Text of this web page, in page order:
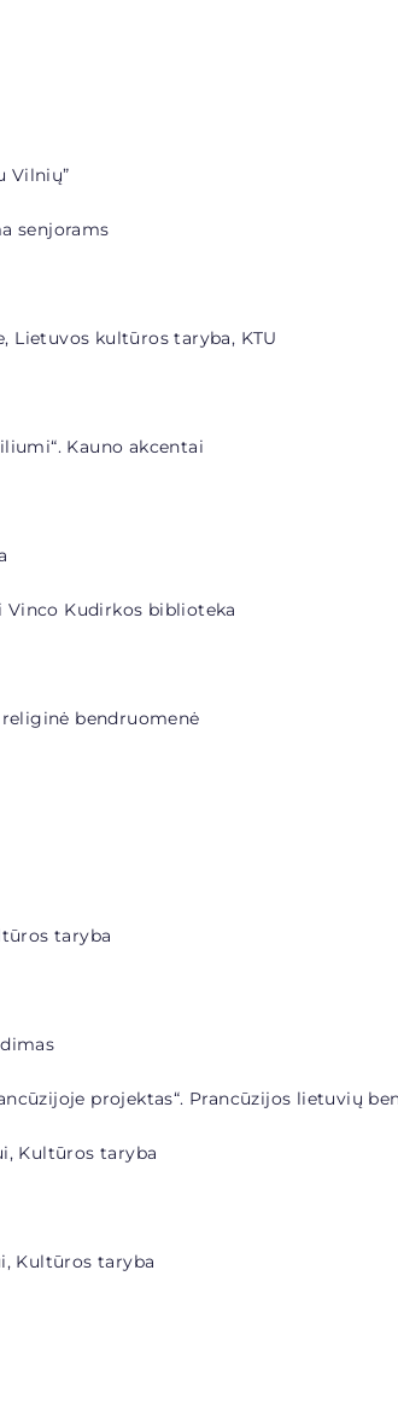
Vilnių”
senjorams
Lietuvos kultūros taryba, KTU
Kauno akcentai
Vinco Kudirkos biblioteka
religinė bendruomenė
taryba
projektas“. Prancūzijos lietuvių
Kultūros taryba
Kultūros taryba